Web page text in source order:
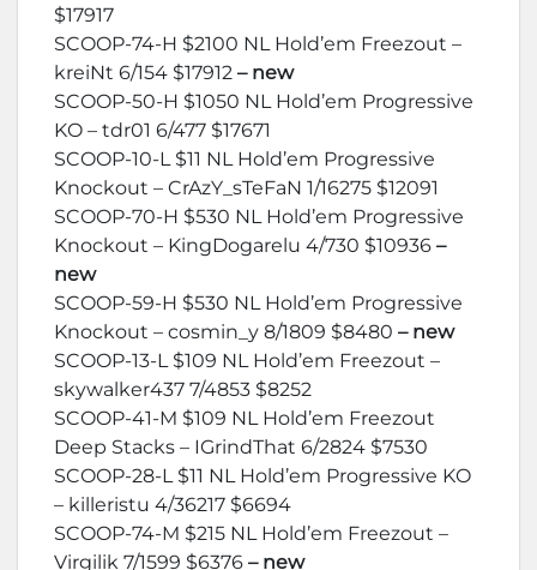
$17917
SCOOP-74-H $2100 NL Hold’em Freezout –
kreiNt 6/154 $17912 – new
SCOOP-50-H $1050 NL Hold’em Progressive
KO – tdr01 6/477 $17671
SCOOP-10-L $11 NL Hold’em Progressive
Knockout – CrAzY_sTeFaN 1/16275 $12091
SCOOP-70-H $530 NL Hold’em Progressive
Knockout – KingDogarelu 4/730 $10936 –
new
SCOOP-59-H $530 NL Hold’em Progressive
Knockout – cosmin_y 8/1809 $8480 – new
SCOOP-13-L $109 NL Hold’em Freezout –
skywalker437 7/4853 $8252
SCOOP-41-M $109 NL Hold’em Freezout
Deep Stacks – IGrindThat 6/2824 $7530
SCOOP-28-L $11 NL Hold’em Progressive KO
– killeristu 4/36217 $6694
SCOOP-74-M $215 NL Hold’em Freezout –
Virgilik 7/1599 $6376 – new